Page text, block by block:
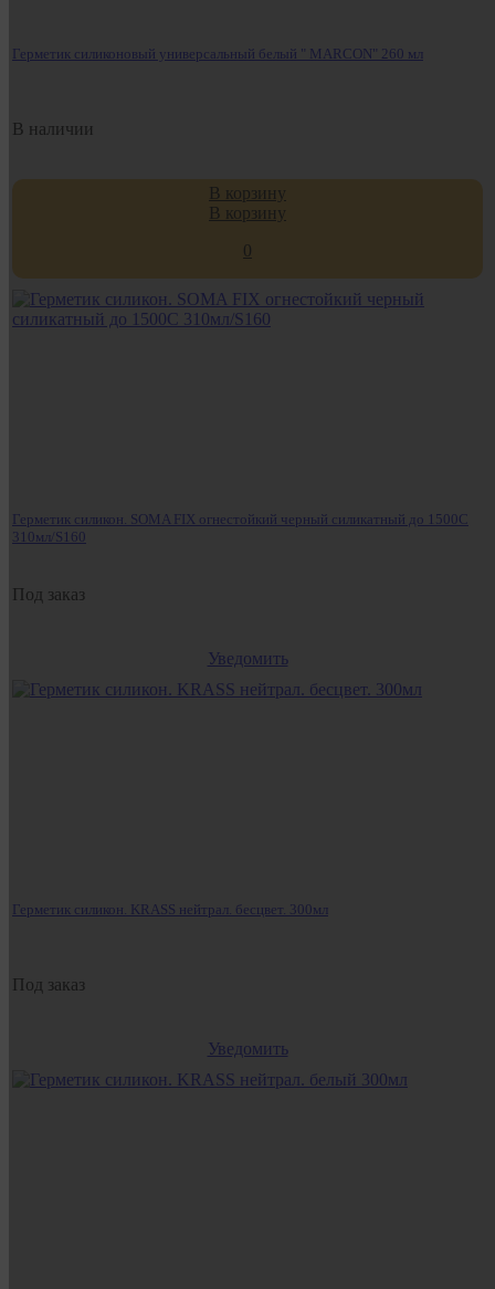
Герметик силиконовый универсальный белый " MARCON" 260 мл
В наличии
В корзину
В корзину
0
Герметик силикон. SOMA FIX огнестойкий черный силикатный до 1500С
310мл/S160
Под заказ
Уведомить
Герметик силикон. KRASS нейтрал. бесцвет. 300мл
Под заказ
Уведомить